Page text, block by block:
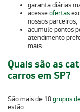
garantadiárias
acesseofertas
nossos parceiros;
acumule pontos
atendimento
mais.
Quais são as
carros em SP?
São mais de 10grupos
estão: